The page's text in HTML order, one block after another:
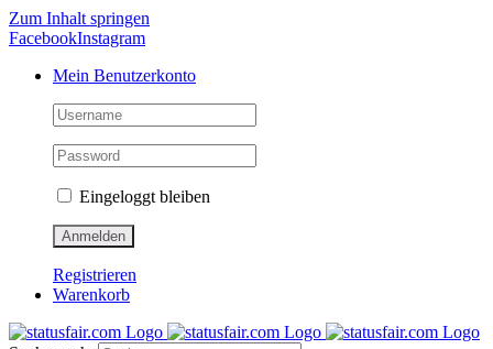
Zum Inhalt springen
FacebookInstagram
Mein Benutzerkonto
Eingeloggt bleiben
Registrieren
Warenkorb